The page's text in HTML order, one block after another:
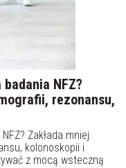
NFZ?
rezonansu,
Zakłada mniej
kolonoskopii i
z mocą wsteczną